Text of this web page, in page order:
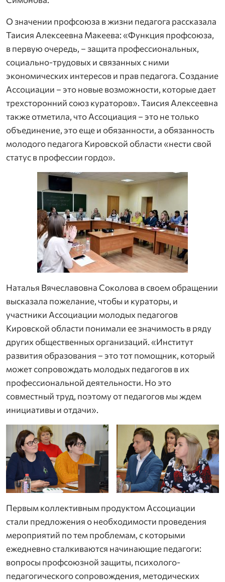
О значении профсоюза в жизни педагога рассказала
Таисия Алексеевна Макеева: «Функция профсоюза,
в первую очередь, – защита профессиональных,
социально-трудовых и связанных с ними
экономических интересов и прав педагога. Создание
Ассоциации – это новые возможности, которые дает
трехсторонний союз кураторов». Таисия Алексеевна
также отметила, что Ассоциация – это не только
объединение, это еще и обязанности, а обязанность
молодого педагога Кировской области «нести свой
статус в профессии гордо».
Наталья Вячеславовна Соколова в своем обращении
высказала пожелание, чтобы и кураторы, и
участники Ассоциации молодых педагогов
Кировской области понимали ее значимость в ряду
других общественных организаций. «Институт
развития образования – это тот помощник, который
может сопровождать молодых педагогов в их
профессиональной деятельности. Но это
совместный труд, поэтому от педагогов мы ждем
инициативы и отдачи».
Первым коллективным продуктом Ассоциации
стали предложения о необходимости проведения
мероприятий по тем проблемам, с которыми
ежедневно сталкиваются начинающие педагоги:
вопросы профсоюзной защиты, психолого-
педагогического сопровождения, методических